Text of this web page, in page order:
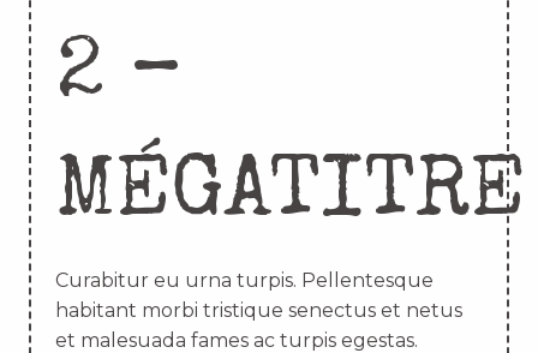
2 –
MÉGATITRE
Curabitur eu urna turpis. Pellentesque
habitant morbi tristique senectus et netus
et malesuada fames ac turpis egestas.